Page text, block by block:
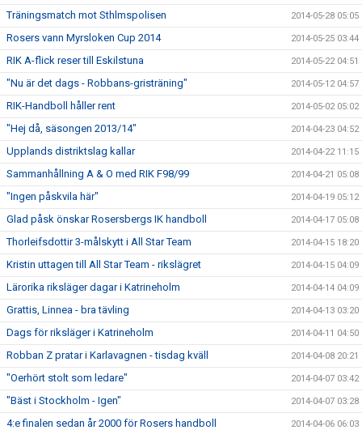
Träningsmatch mot Sthlmspolisen 2014-05-28 05:05
Rosers vann Myrsloken Cup 2014 2014-05-25 03:44
RIK A-flick reser till Eskilstuna 2014-05-22 04:51
"Nu är det dags - Robbans-gristräning" 2014-05-12 04:57
RIK-Handboll håller rent 2014-05-02 05:02
"Hej då, säsongen 2013/14" 2014-04-23 04:52
Upplands distriktslag kallar 2014-04-22 11:15
Sammanhållning A & O med RIK F98/99 2014-04-21 05:08
"Ingen påskvila här" 2014-04-19 05:12
Glad påsk önskar Rosersbergs IK handboll 2014-04-17 05:08
Thorleifsdottir 3-målskytt i All Star Team 2014-04-15 18:20
Kristin uttagen till All Star Team - rikslägret 2014-04-15 04:09
Lärorika riksläger dagar i Katrineholm 2014-04-14 04:09
Grattis, Linnea - bra tävling 2014-04-13 03:20
Dags för riksläger i Katrineholm 2014-04-11 04:50
Robban Z pratar i Karlavagnen - tisdag kväll 2014-04-08 20:21
"Oerhört stolt som ledare" 2014-04-07 03:42
"Bäst i Stockholm - Igen" 2014-04-07 03:28
4:e finalen sedan år 2000 för Rosers handboll 2014-04-06 06:03